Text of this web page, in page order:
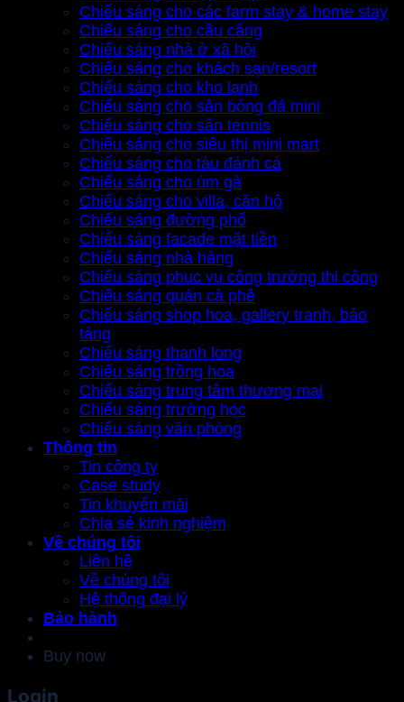
Chiếu sáng cho các farm stay & home stay
Chiếu sáng cho cầu cảng
Chiếu sáng nhà ở xã hội
Chiếu sáng cho khách sạn/resort
Chiếu sáng cho kho lạnh
Chiếu sáng cho sân bóng đá mini
Chiếu sáng cho sân tennis
Chiếu sáng cho siêu thị mini mart
Chiếu sáng cho tàu đánh cá
Chiếu sáng cho úm gà
Chiếu sáng cho villa, căn hộ
Chiếu sáng đường phố
Chiếu sáng facade mặt tiền
Chiếu sáng nhà hàng
Chiếu sáng phục vụ công trường thi công
Chiếu sáng quán cà phê
Chiếu sáng shop hoa, gallery tranh, bảo
tàng
Chiếu sáng thanh long
Chiếu sáng trồng hoa
Chiếu sáng trung tâm thương mại
Chiếu sáng trường học
Chiếu sáng văn phòng
Thông tin
Tin công ty
Case study
Tin khuyến mãi
Chia sẻ kinh nghiệm
Về chúng tôi
Liên hệ
Về chúng tôi
Hệ thống đại lý
Bảo hành
Buy now
Login